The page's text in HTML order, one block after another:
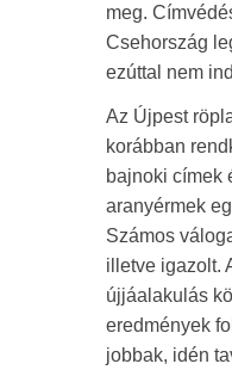
meg.
Csehország
ezúttal nem
Az Újpest
korábban
bajnoki címek
aranyérmek
Számos
illetve igazolt.
újjáalakulás
eredmények
jobbak, idén